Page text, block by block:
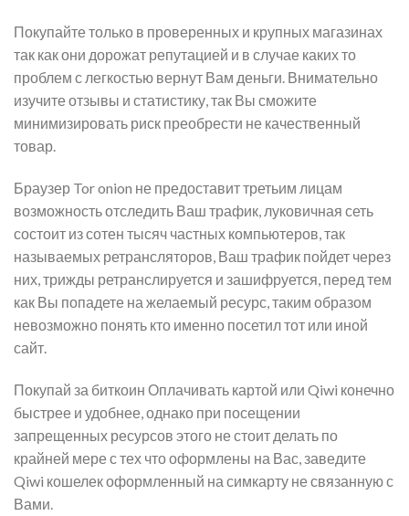
Покупайте только в проверенных и крупных магазинах
так как они дорожат репутацией и в случае каких то
проблем с легкостью вернут Вам деньги. Внимательно
изучите отзывы и статистику, так Вы сможите
минимизировать риск преобрести не качественный
товар.
Браузер Tor onion не предоставит третьим лицам
возможность отследить Ваш трафик, луковичная сеть
состоит из сотен тысяч частных компьютеров, так
называемых ретрансляторов, Ваш трафик пойдет через
них, трижды ретранслируется и зашифруется, перед тем
как Вы попадете на желаемый ресурс, таким образом
невозможно понять кто именно посетил тот или иной
сайт.
Покупай за биткоин Оплачивать картой или Qiwi конечно
быстрее и удобнее, однако при посещении
запрещенных ресурсов этого не стоит делать по
крайней мере с тех что оформлены на Вас, заведите
Qiwi кошелек оформленный на симкарту не связанную с
Вами.